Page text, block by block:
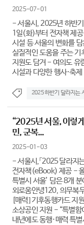
2025-07-01
- 서울시, 2025년 하반
1일(화)부터 전자책 제
시설 등 서울의 변화를
실질적인 도움을 주는
지원도 담겨 - 여의도 유
시설과 다양한 행사·축
2025 하반기 달라지는
“2025년 서울, 이렇
민, 군복...
2025-01-03
- 서울시,「2025 달라지
전자책(eBook) 제공 -
특별시 서울’ 담은 8개
외로움안녕120, 의무복
[매력] 기후동행카드 지
소상공인 지원 - “특별함
내년에도 동행·매력 특